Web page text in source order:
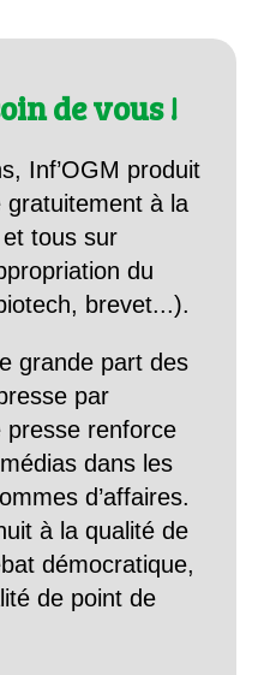
de vous !
Inf’OGM produit
gratuitement à la
tous sur
du
brevet...).
grande part des
par
presse renforce
dans les
d’affaires.
à la qualité de
démocratique,
de point de